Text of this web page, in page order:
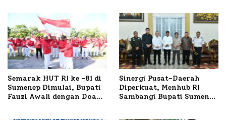
Semarak HUT RI ke -81 di
Sumenep Dimulai, Bupati
Fauzi Awali dengan Doa
Sinergi Pusat-Daerah
Diperkuat, Menhub RI
Sambangi Bupati Sumenep